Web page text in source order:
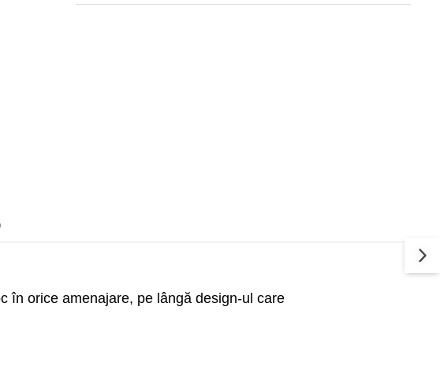
în orice amenajare, pe lângă design-ul care